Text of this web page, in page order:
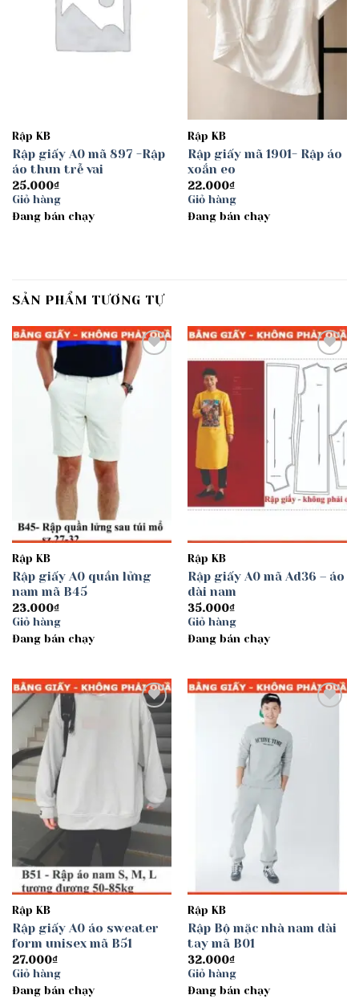
Rập KB
Rập giấy A0 mã 897 -Rập
áo thun trễ vai
25.000₫
Giỏ hàng
Đang bán chạy
Rập KB
Rập giấy mã 1901- Rập áo
xoắn eo
22.000₫
Giỏ hàng
Đang bán chạy
SẢN PHẨM TƯƠNG TỰ
Add to
wishlist
Rập KB
Rập giấy A0 quần lửng
nam mã B45
23.000₫
Giỏ hàng
Đang bán chạy
Add to
wishlist
Rập KB
Rập giấy A0 mã Ad36 – áo
dài nam
35.000₫
Giỏ hàng
Đang bán chạy
Add to
wishlist
Rập KB
Rập giấy A0 áo sweater
form unisex mã B51
27.000₫
Giỏ hàng
Đang bán chạy
Rập KB
Rập Bộ mặc nhà nam dài
tay mã B01
32.000₫
Giỏ hàng
Đang bán chạy